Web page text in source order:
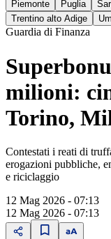
Piemonte
Puglia
Trentino alto Adige
Guardia di Finanza
milioni:
Torino,
Contestati i reati di
erogazioni pubbliche,
e riciclaggio
12 Mag 2026 - 07:13
12 Mag 2026 - 07:13